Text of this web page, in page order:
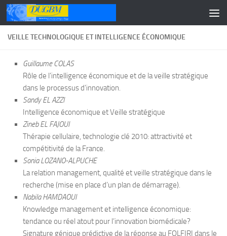
Skip to content
VEILLE TECHNOLOGIQUE ET INTELLIGENCE ÉCONOMIQUE
Guillaume COLAS
Rôle de l’intelligence économique et de la veille stratégique
dans le processus d’innovation.
Sandy EL AZZI
Intelligence économique et Veille stratégique
Zineb EL FAJOUI
Thérapie cellulaire, technologie clé 2010: attractivité et
compétitivité de la France.
Sonia LOZANO-ALPUCHE
La relation management, qualité et veille stratégique dans le
recherche (mise en place d’un plan de démarrage).
Nabila HAMDAOUI
Knowledge management et intelligence économique:
tendance ou réel atout pour l’innovation biomédicale?
Signature génique prédictive de la réponse au FOLFIRI dans le